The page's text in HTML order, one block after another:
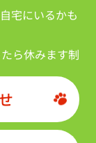
宅にいるかも
ら休みます制